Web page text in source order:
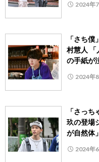
2024年
「さち
村慧人 「
の手紙が
2024年
「さっ
玖の登場
が自然体
2024年